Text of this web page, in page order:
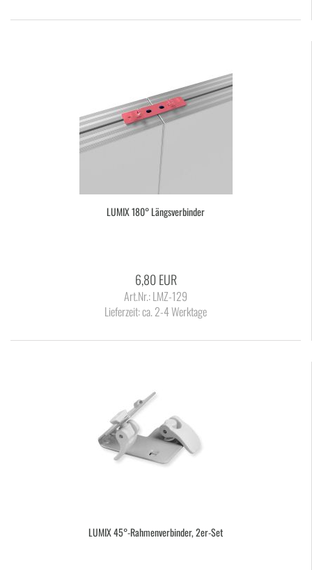
LUMIX 180° Längs­ver­bin­der
6,80 EUR
Art.Nr.: LMZ-129
Lieferzeit:ca. 2-4 Werktage
LUMIX 45°-​Rah­men­ver­bin­der, 2er-​Set